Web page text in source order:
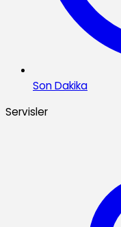
Son Dakika
Servisler